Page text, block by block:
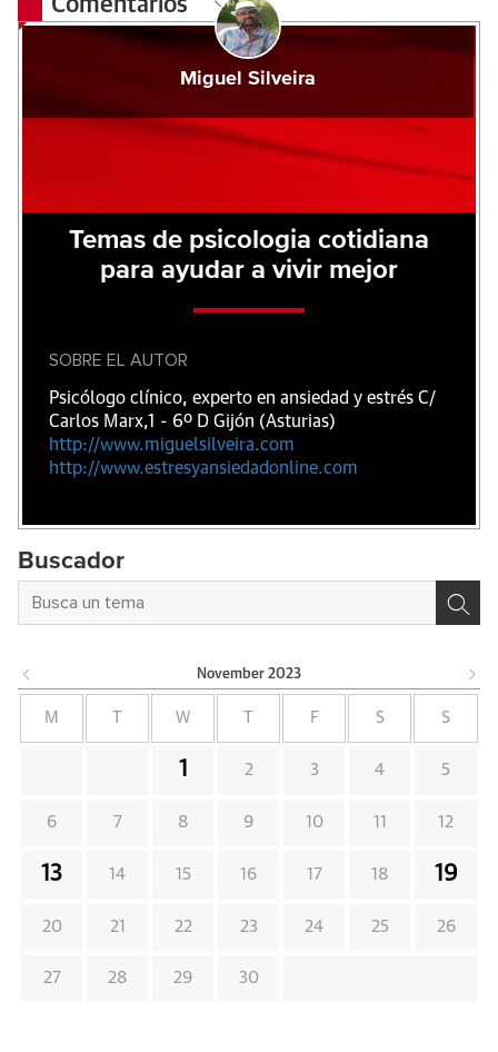
Comentarios
Miguel Silveira
Temas de psicologia cotidiana
para ayudar a vivir mejor
SOBRE EL AUTOR
Psicólogo clínico, experto en ansiedad y estrés C/
Carlos Marx,1 - 6º D Gijón (Asturias)
http://www.miguelsilveira.com
http://www.estresyansiedadonline.com
Buscador
November 2023
M W F S S
1 2 3 4 5
6 7 8 9 10 11 12
13 14 15 16 17 18 19
20 21 22 23 24 25 26
27 28 29 30